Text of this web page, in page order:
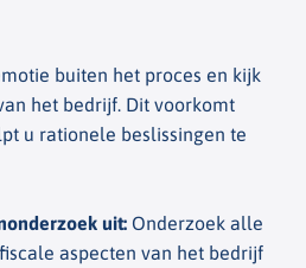
buiten het proces en kijk
het bedrijf. Dit voorkomt
u rationele beslissingen te
uit: Onderzoek alle
aspecten van het bedrijf